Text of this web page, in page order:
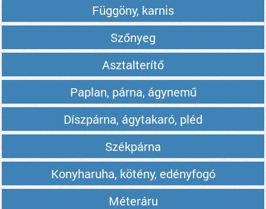
Függöny, karnis
Szőnyeg
Asztalterítő
Paplan, párna, ágynemű
Díszpárna, ágytakaró, pléd
Székpárna
Konyharuha, kötény, edényfogó
Méteráru